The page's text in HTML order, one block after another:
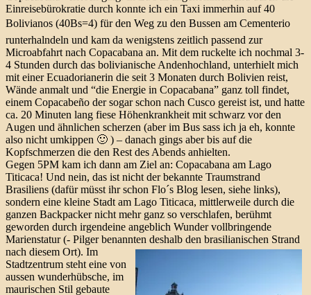
Einreisebürokratie durch konnte ich ein Taxi immerhin auf 40
Bolivianos (40Bs=4) für den Weg zu den Bussen am Cementerio
runterhalndeln und kam da wenigstens zeitlich passend zur
Microabfahrt nach Copacabana an. Mit dem ruckelte ich nochmal 3-
4 Stunden durch das bolivianische Andenhochland, unterhielt mich
mit einer Ecuadorianerin die seit 3 Monaten durch Bolivien reist,
Wände anmalt und “die Energie in Copacabana” ganz toll findet,
einem Copacabeño der sogar schon nach Cusco gereist ist, und hatte
ca. 20 Minuten lang fiese Höhenkrankheit mit schwarz vor den
Augen und ähnlichen scherzen (aber im Bus sass ich ja eh, konnte
also nicht umkippen 🙂 ) – danach gings aber bis auf die
Kopfschmerzen die den Rest des Abends anhielten.
Gegen 5PM kam ich dann am Ziel an: Copacabana am Lago
Titicaca! Und nein, das ist nicht der bekannte Traumstrand
Brasiliens (dafür müsst ihr schon Flo´s Blog lesen, siehe links),
sondern eine kleine Stadt am Lago Titicaca, mittlerweile durch die
ganzen Backpacker nicht mehr ganz so verschlafen, berühmt
geworden durch irgendeine angeblich Wunder vollbringende
Marienstatur (- Pilger benannten deshalb den brasilianischen Strand
nach diesem Ort). Im
Stadtzentrum steht eine von
aussen wunderhübsche, im
maurischen Stil gebaute